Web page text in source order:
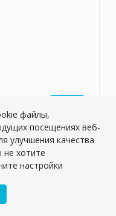
файлы,
посещениях веб-
улучшения качества
не хотите
настройки